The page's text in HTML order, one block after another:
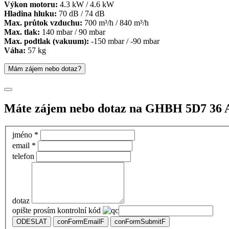
Výkon motoru: 4.3 kW / 4.6 kW
Hladina hluku: 70 dB / 74 dB
Max. průtok vzduchu: 700 m³/h / 840 m³/h
Max. tlak: 140 mbar / 90 mbar
Max. podtlak (vakuum): -150 mbar / -90 mbar
Váha: 57 kg
Mám zájem nebo dotaz?
Máte zájem nebo dotaz na GHBH 5D7 36
jméno *
email *
telefon
dotaz
opište prosím kontrolní kód
ODESLAT conFormEmailF conFormSubmitF